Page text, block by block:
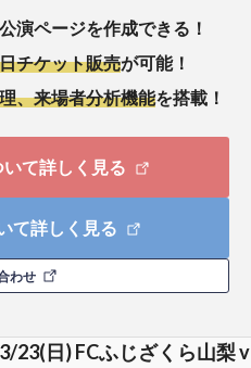
演ページを作成できる！
チケット販売が可能！
、来場者分析機能を搭載！
て詳しく見る
て詳しく見る
わせ
23(日) FCふじざくら山梨 v